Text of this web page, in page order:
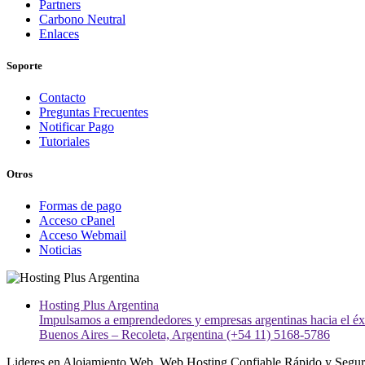
Partners
Carbono Neutral
Enlaces
Soporte
Contacto
Preguntas Frecuentes
Notificar Pago
Tutoriales
Otros
Formas de pago
Acceso cPanel
Acceso Webmail
Noticias
Hosting Plus Argentina
Impulsamos a emprendedores y empresas argentinas hacia el
Buenos Aires – Recoleta, Argentina (+54 11) 5168-5786
Lideres en Alojamiento Web. Web Hosting Confiable,Rápido y